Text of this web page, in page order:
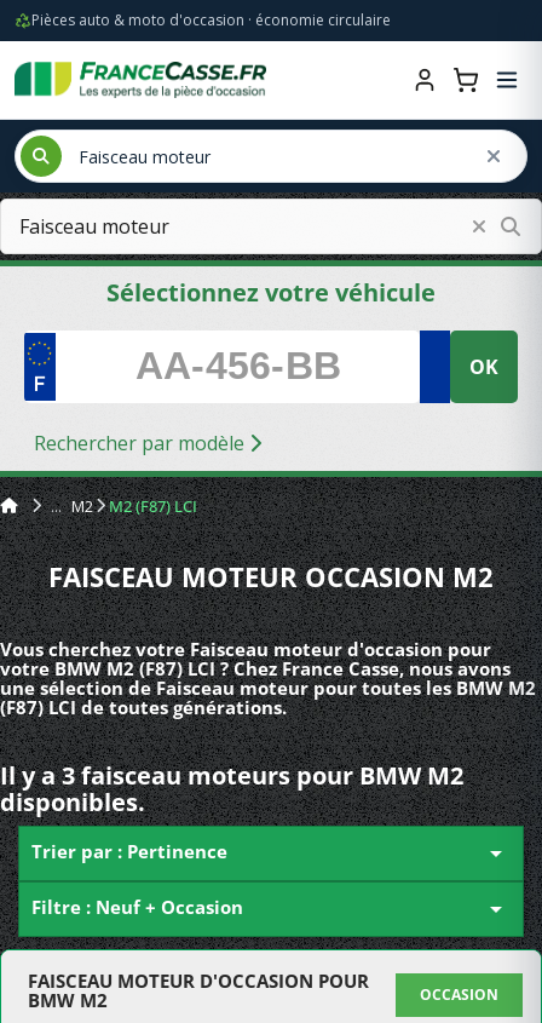
Pièces auto & moto d'occasion · économie circulaire
Sélectionnez votre véhicule
OK
Rechercher par modèle
M2 M2 (F87) LCI
FAISCEAU MOTEUR OCCASION M2
Vous cherchez votre Faisceau moteur d'occasion pour
votre BMW M2 (F87) LCI ? Chez France Casse, nous avons
une sélection de Faisceau moteur pour toutes les BMW M2
(F87) LCI de toutes générations.
Il y a 3 faisceau moteurs pour BMW M2
disponibles.
Trier par : Pertinence 
Filtre : Neuf + Occasion 
FAISCEAU MOTEUR D'OCCASION POUR
BMW M2
OCCASION